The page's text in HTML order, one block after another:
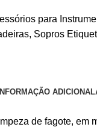
para
, Sopros
ADICIONAL
de fagote, em